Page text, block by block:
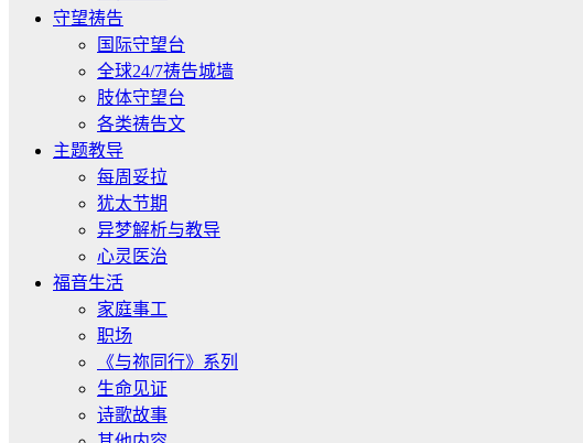
守望祷告
国际守望台
全球24/7祷告城墙
肢体守望台
各类祷告文
主题教导
每周妥拉
犹太节期
异梦解析与教导
心灵医治
福音生活
家庭事工
职场
《与祢同行》系列
生命见证
诗歌故事